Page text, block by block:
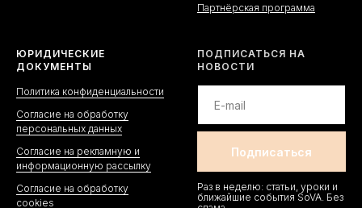
Партнёрская программа
ЮРИДИЧЕСКИЕ
ДОКУМЕНТЫ
Политика конфиденциальности
Согласие на обработку
персональных данных
Согласие на рекламную и
информационную рассылку
Согласие на обработку
cookies
ПОДПИСАТЬСЯ НА
НОВОСТИ
Раз в неделю: статьи, уроки и
ближайшие события SoVA. Без